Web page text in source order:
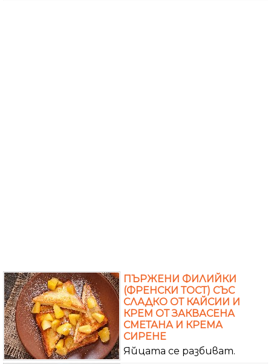
ПЪРЖЕНИ ФИЛИЙКИ
(ФРЕНСКИ ТОСТ) СЪС
СЛАДКО ОТ КАЙСИИ И
КРЕМ ОТ ЗАКВАСЕНА
СМЕТАНА И КРЕМА
СИРЕНЕ
Яйцата се разбиват.